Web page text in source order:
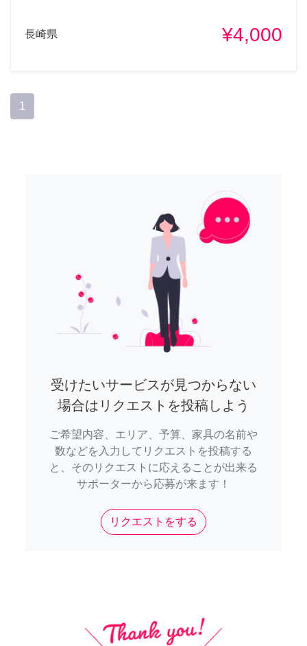
長崎県 ¥4,000
1
受けたいサービスが見つからない
場合はリクエストを投稿しよう
ご希望内容、エリア、予算、家具の名前や
数などを入力してリクエストを投稿する
と、そのリクエストに応えることが出来る
サポーターから応募が来ます！
リクエストをする